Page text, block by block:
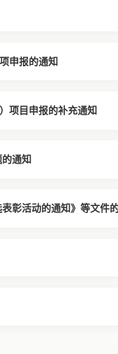
申报的通知
项目申报的补充通知
通知
彰活动的通知》等文件